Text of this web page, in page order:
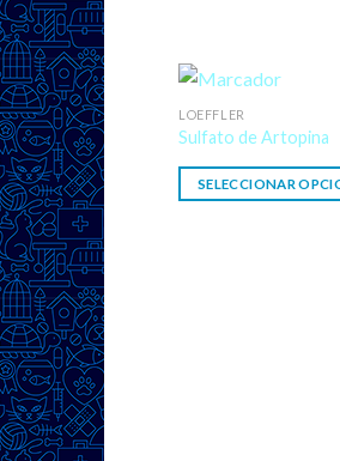
LOEFFLER
Sulfato de Artopina
SELECCIONAR